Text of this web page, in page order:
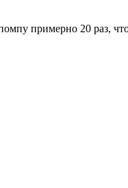
примерно 20 раз,